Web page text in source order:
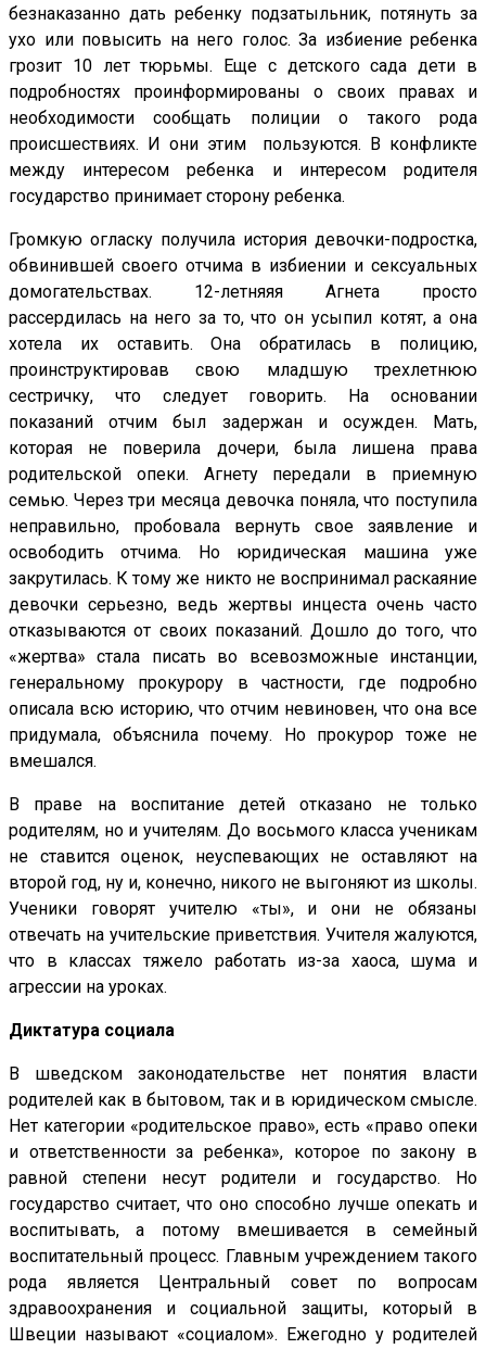
безнаказанно дать ребенку подзатыльник, потянуть за
ухо или повысить на него голос. За избиение ребенка
грозит 10 лет тюрьмы. Еще с детского сада дети в
подробностях проинформированы о своих правах и
необходимости сообщать полиции о такого рода
происшествиях. И они этим пользуются. В конфликте
между интересом ребенка и интересом родителя
государство принимает сторону ребенка.
Громкую огласку получила история девочки-подростка,
обвинившей своего отчима в избиении и сексуальных
домогательствах. 12-летняяя Агнета просто
рассердилась на него за то, что он усыпил котят, а она
хотела их оставить. Она обратилась в полицию,
проинструктировав свою младшую трехлетнюю
сестричку, что следует говорить. На основании
показаний отчим был задержан и осужден. Мать,
которая не поверила дочери, была лишена права
родительской опеки. Агнету передали в приемную
семью. Через три месяца девочка поняла, что поступила
неправильно, пробовала вернуть свое заявление и
освободить отчима. Но юридическая машина уже
закрутилась. К тому же никто не воспринимал раскаяние
девочки серьезно, ведь жертвы инцеста очень часто
отказываются от своих показаний. Дошло до того, что
«жертва» стала писать во всевозможные инстанции,
генеральному прокурору в частности, где подробно
описала всю историю, что отчим невиновен, что она все
придумала, объяснила почему. Но прокурор тоже не
вмешался.
В праве на воспитание детей отказано не только
родителям, но и учителям. До восьмого класса ученикам
не ставится оценок, неуспевающих не оставляют на
второй год, ну и, конечно, никого не выгоняют из школы.
Ученики говорят учителю «ты», и они не обязаны
отвечать на учительские приветствия. Учителя жалуются,
что в классах тяжело работать из-за хаоса, шума и
агрессии на уроках.
Диктатура социала
В шведском законодательстве нет понятия власти
родителей как в бытовом, так и в юридическом смысле.
Нет категории «родительское право», есть «право опеки
и ответственности за ребенка», которое по закону в
равной степени несут родители и государство. Но
государство считает, что оно способно лучше опекать и
воспитывать, а потому вмешивается в семейный
воспитательный процесс. Главным учреждением такого
рода является Центральный совет по вопросам
здравоохранения и социальной защиты, который в
Швеции называют «социалом». Ежегодно у родителей